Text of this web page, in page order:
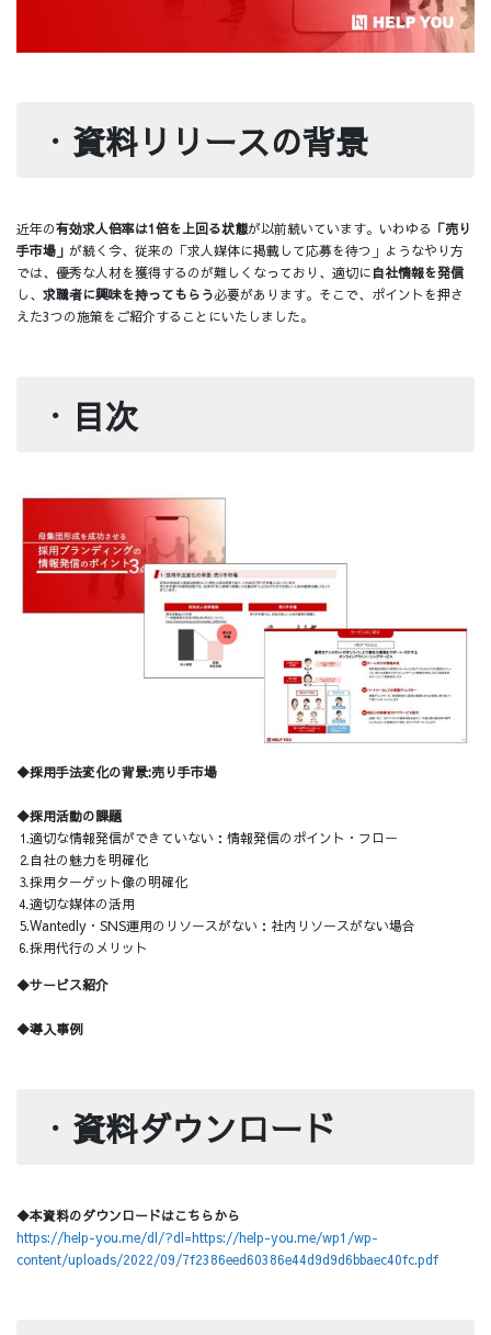
・ 資料リリースの背景
近年の有効求人倍率は1倍を上回る状態が以前続いています。いわゆる 「売り
手市場」 が続く今、従来の「求人媒体に掲載して応募を待つ」ようなやり方
では、優秀な人材を獲得するのが難しくなっており、適切に自社情報を発信
し、 求職者に興味を持ってもらう必要があります。そこで、ポイントを押さ
えた3つの施策をご紹介することにいたしました。
・ 目次
◆採用手法変化の背景:売り手市場
◆採用活動の課題
⒈適切な情報発信ができていない：情報発信のポイント・フロー
⒉自社の魅力を明確化
⒊採用ターゲット像の明確化
⒋適切な媒体の活用
⒌Wantedly・SNS運用のリソースがない：社内リソースがない場合
⒍採用代行のメリット
◆サービス紹介
◆導入事例
・ 資料ダウンロード
◆本資料のダウンロードはこちらから
https://help-you.me/dl/?dl=https://help-you.me/wp1/wp-
content/uploads/2022/09/7f2386eed60386e44d9d9d6bbaec40fc.pdf